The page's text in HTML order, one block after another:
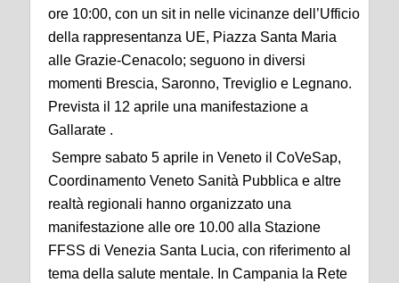
ore 10:00, con un sit in nelle vicinanze dell’Ufficio
della rappresentanza UE, Piazza Santa Maria
alle Grazie-Cenacolo; seguono in diversi
momenti Brescia, Saronno, Treviglio e Legnano.
Prevista il 12 aprile una manifestazione a
Gallarate .
Sempre sabato 5 aprile in Veneto il CoVeSap,
Coordinamento Veneto Sanità Pubblica e altre
realtà regionali hanno organizzato una
manifestazione alle ore 10.00 alla Stazione
FFSS di Venezia Santa Lucia, con riferimento al
tema della salute mentale. In Campania la Rete